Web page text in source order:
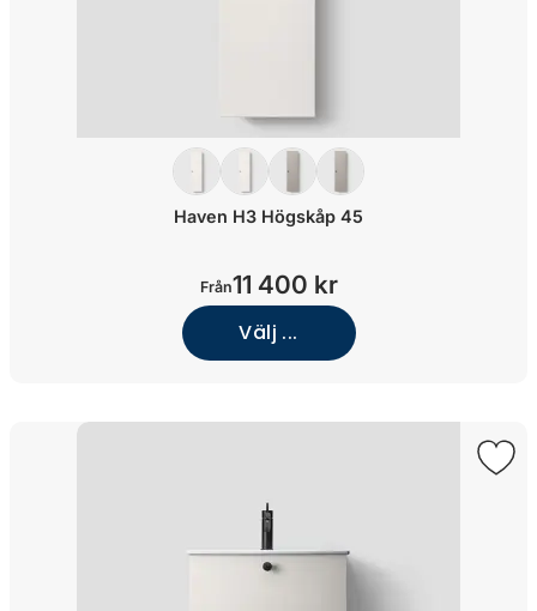
Haven H3 Högskåp 45
Från11 400 kr
Välj ...